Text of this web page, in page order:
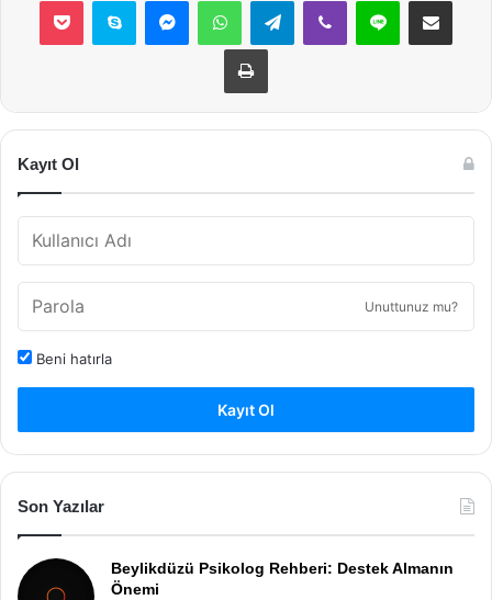
Yazdır
Kayıt Ol
Unuttunuz mu?
Beni hatırla
Kayıt Ol
Son Yazılar
Beylikdüzü Psikolog Rehberi: Destek Almanın
Önemi